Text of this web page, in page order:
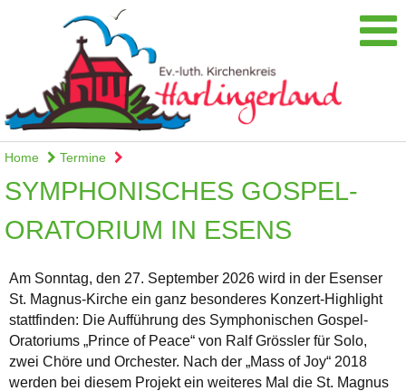
Home Termine
SYMPHONISCHES GOSPEL-
ORATORIUM IN ESENS
Am Sonntag, den 27. September 2026 wird in der Esenser
St. Magnus-Kirche ein ganz besonderes Konzert-Highlight
stattfinden: Die Aufführung des Symphonischen Gospel-
Oratoriums „Prince of Peace“ von Ralf Grössler für Solo,
zwei Chöre und Orchester. Nach der „Mass of Joy“ 2018
werden bei diesem Projekt ein weiteres Mal die St. Magnus